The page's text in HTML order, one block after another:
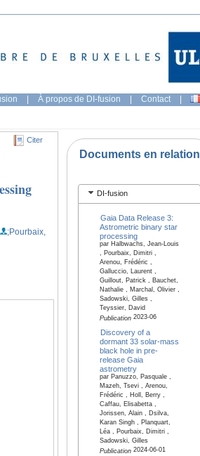
| À propos de DI-fusion | Contact |
Citer
;Pourbaix,
Documents en relation
DI-fusion
Gaia Data Release 3:
Astrometric binary star
processing
par Halbwachs, Jean-Louis
, Pourbaix, Dimitri ,
Arenou, Frédéric ,
Galluccio, Laurent ,
Guillout, Patrick , Bauchet,
Nathalie , Marchal, Olivier ,
Sadowski, Gilles ,
Teyssier, David
Publication2023-06
Discovery of a
dormant 33 solar-mass
black hole in pre-
release Gaia
astrometry
par Panuzzo, Pasquale ,
Mazeh, Tsevi , Arenou,
Frédéric , Holl, Berry ,
Caffau, Elisabetta ,
Jorissen, Alain , Dsilva,
Karan Singh , Planquart,
Léa , Pourbaix, Dimitri ,
Sadowski, Gilles
Publication2024-06-01